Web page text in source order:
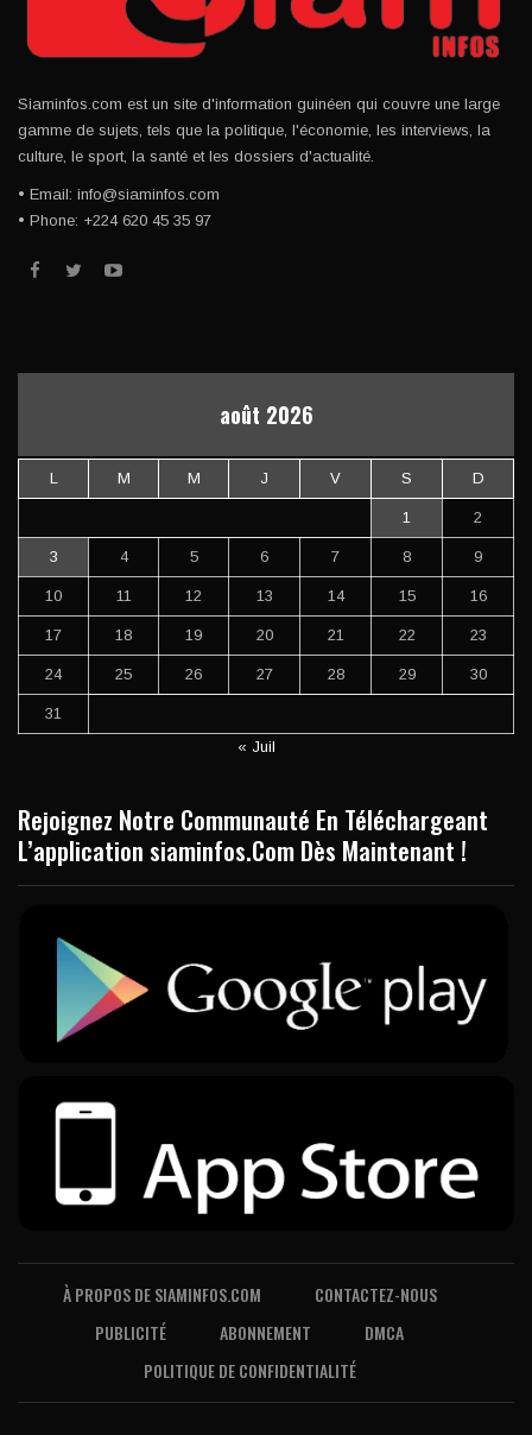
Siaminfos.com est un site d'information guinéen qui couvre une large
gamme de sujets, tels que la politique, l'économie, les interviews, la
culture, le sport, la santé et les dossiers d'actualité.
• Email: info@siaminfos.com
• Phone: +224 620 45 35 97
août 2026
L M M J V S D
1 2
3 4 5 6 7 8 9
10 11 12 13 14 15 16
17 18 19 20 21 22 23
24 25 26 27 28 29 30
31
« Juil
Rejoignez Notre Communauté En Téléchargeant
L’application siaminfos.Com Dès Maintenant !
À PROPOS DE SIAMINFOS.COM
CONTACTEZ-NOUS
PUBLICITÉ
ABONNEMENT
DMCA
POLITIQUE DE CONFIDENTIALITÉ